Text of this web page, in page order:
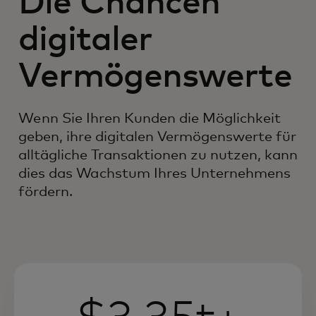
digitaler
Vermögenswerte
Wenn Sie Ihren Kunden die Möglichkeit
geben, ihre digitalen Vermögenswerte für
alltägliche Transaktionen zu nutzen, kann
dies das Wachstum Ihres Unternehmens
fördern.